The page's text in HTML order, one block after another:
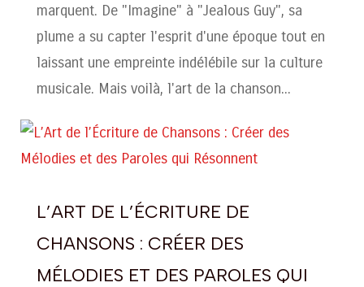
marquent. De "Imagine" à "Jealous Guy", sa
plume a su capter l'esprit d'une époque tout en
laissant une empreinte indélébile sur la culture
musicale. Mais voilà, l'art de la chanson...
L’ART DE L’ÉCRITURE DE
CHANSONS : CRÉER DES
MÉLODIES ET DES PAROLES QUI